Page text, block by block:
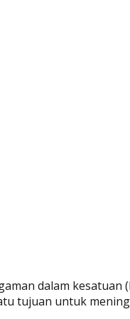
dalam
tujuan untuk